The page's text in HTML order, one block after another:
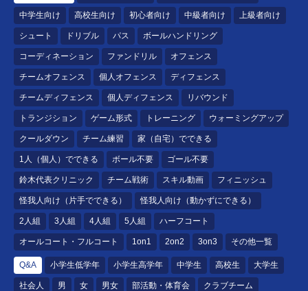
中学生向け 高校生向け 初心者向け 中級者向け 上級者向け
シュート ドリブル パス ボールハンドリング
コーディネーション ファンドリル オフェンス
チームオフェンス 個人オフェンス ディフェンス
チームディフェンス 個人ディフェンス リバウンド
トランジション ゲーム形式 トレーニング ウォーミングアップ
クールダウン チーム練習 家（自宅）でできる
1人（個人）でできる ボール不要 ゴール不要
鈴木代表クリニック チーム戦術 スキル動画 フィニッシュ
怪我人向け（片手でできる） 怪我人向け（動かずにできる）
2人組 3人組 4人組 5人組 ハーフコート
オールコート・フルコート 1on1 2on2 3on3 その他一覧
Q&A 小学生低学年 小学生高学年 中学生 高校生 大学生
社会人 男 女 男女 部活動・体育会 クラブチーム